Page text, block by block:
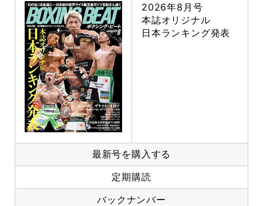
2026年8月号
本誌オリジナル
日本ランキング発表
最新号を購入する
定期購読
バックナンバー